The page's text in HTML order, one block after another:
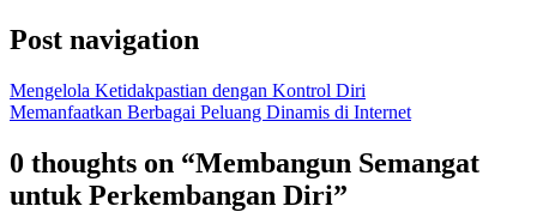
Post navigation
Mengelola Ketidakpastian dengan Kontrol Diri
Memanfaatkan Berbagai Peluang Dinamis di Internet
0 thoughts on “Membangun Semangat
untuk Perkembangan Diri”